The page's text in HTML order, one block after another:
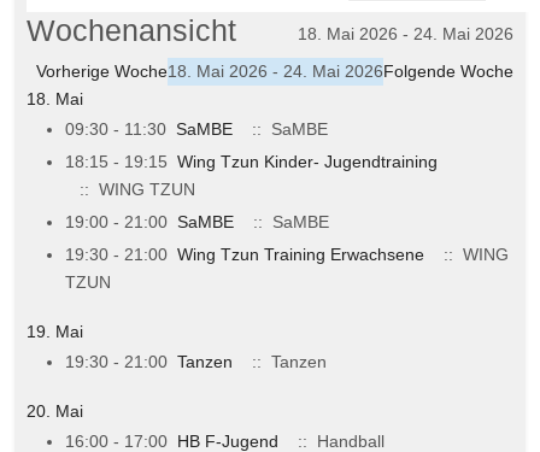
Wochenansicht
18. Mai 2026 - 24. Mai 2026
Vorherige Woche18. Mai 2026 - 24. Mai 2026Folgende Woche
18. Mai
09:30 - 11:30 SaMBE
:: SaMBE
18:15 - 19:15 Wing Tzun Kinder- Jugendtraining
:: WING TZUN
19:00 - 21:00 SaMBE
:: SaMBE
19:30 - 21:00 Wing Tzun Training Erwachsene
:: WING
TZUN
19. Mai
19:30 - 21:00 Tanzen :: Tanzen
20. Mai
16:00 - 17:00 HB F-Jugend
:: Handball